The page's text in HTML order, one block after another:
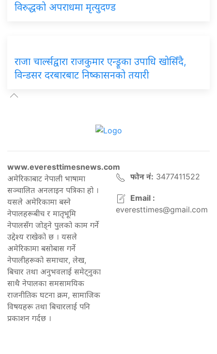
विरुद्धको अपराधमा मृत्युदण्ड
राजा चार्ल्सद्वारा राजकुमार एन्ड्रूका उपाधि खोसिँदै,
विन्डसर दरबारबाट निष्कासनको तयारी
www.everesttimesnews.com
अमेरिकाबाट नेपाली भाषामा
सञ्चालित अनलाइन पत्रिका हो ।
यसले अमेरिकामा बस्ने
नेपालहरूबीच र मातृभूमि
नेपालसँग जोड्ने पुलको काम गर्ने
उद्देश्य राखेको छ । यसले
अमेरिकामा बसोबास गर्ने
नेपालीहरूको समाचार, लेख,
बिचार तथा अनुभवलाई समेट्नुका
साथै नेपालका समसामयिक
राजनीतिक घटना क्रम, सामाजिक
विषयहरू तथा बिचारलाई पनि
प्रकाशन गर्दछ ।
फोन नं: 3477411522
Email :
everesttimes@gmail.com